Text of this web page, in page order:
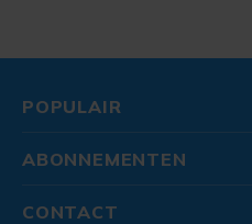
POPULAIR
ABONNEMENTEN
CONTACT